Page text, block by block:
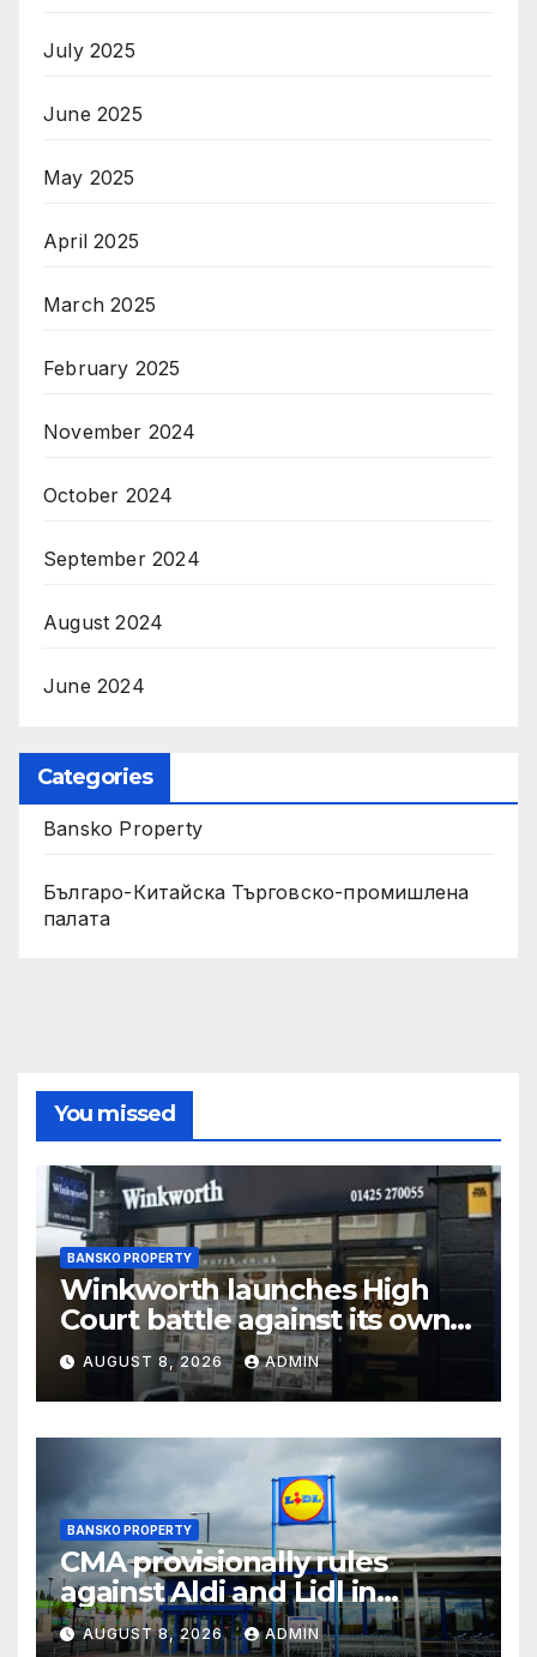
July 2025
June 2025
May 2025
April 2025
March 2025
February 2025
November 2024
October 2024
September 2024
August 2024
June 2024
Categories
Bansko Property
Българо-Китайска Търговско-промишлена
палaта
You missed
BANSKO PROPERTY
Winkworth launches High
Court battle against its own
chair
AUGUST 8, 2026 ADMIN
BANSKO PROPERTY
CMA provisionally rules
against Aldi and Lidl in
supermarket regulatory
AUGUST 8, 2026 ADMIN